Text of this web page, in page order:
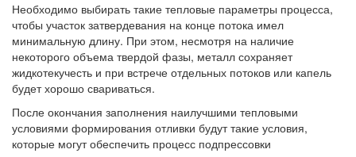
Необходимо выбирать такие тепловые параметры процесса,
чтобы участок затвердевания на конце потока имел
минимальную длину. При этом, несмотря на наличие
некоторого объема твердой фазы, металл сохраняет
жидкотекучесть и при встрече отдельных потоков или капель
будет хорошо свариваться.
После окончания заполнения наилучшими тепловыми
условиями формирования отливки будут такие условия,
которые могут обеспечить процесс подпрессовки